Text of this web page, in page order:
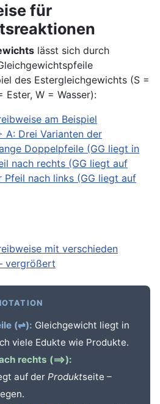
für
lässt sich durch
des Estergleichgewichts (S =
Ester, W = Wasser):
(⇌): Gleichgewicht liegt in
viele Edukte wie Produkte.
rechts (⟹):
auf derProduktseite –